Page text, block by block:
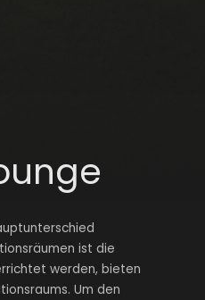
ist die
werden, bieten
Um den